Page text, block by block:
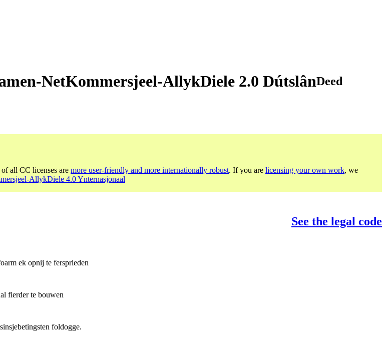
NetKommersjeel-AllykDiele 2.0 DútslânDeed
all CC licenses are more user-friendly and more internationally robust. If you are licensing your own work, we
AllykDiele 4.0 Ynternasjonaal
See the legal code
ek opnij te fersprieden
fierder te bouwen
foldogge.